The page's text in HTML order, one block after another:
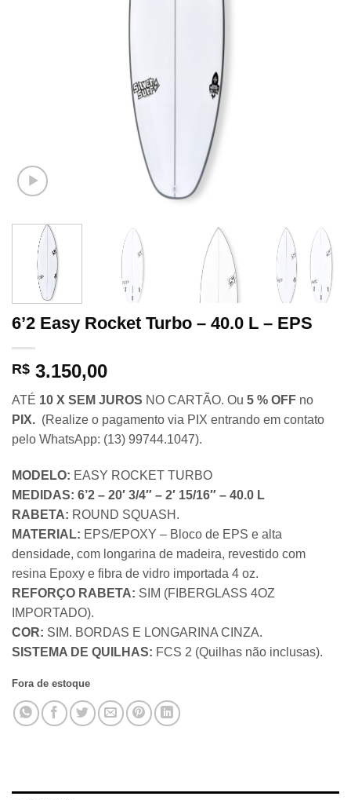
6’2 Easy Rocket Turbo – 40.0 L – EPS
R$ 3.150,00
ATÉ 10 X SEM JUROS NO CARTÃO. Ou 5 % OFF no
PIX. (Realize o pagamento via PIX entrando em contato
pelo WhatsApp: (13) 99744.1047).
MODELO: EASY ROCKET TURBO
MEDIDAS: 6’2 – 20′ 3/4″ – 2′ 15/16″ – 40.0 L
RABETA: ROUND SQUASH.
MATERIAL: EPS/EPOXY – Bloco de EPS e alta
densidade, com longarina de madeira, revestido com
resina Epoxy e fibra de vidro importada 4 oz.
REFORÇO RABETA: SIM (FIBERGLASS 4OZ
IMPORTADO).
COR: SIM. BORDAS E LONGARINA CINZA.
SISTEMA DE QUILHAS: FCS 2 (Quilhas não inclusas).
Fora de estoque